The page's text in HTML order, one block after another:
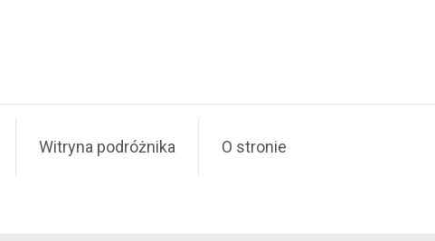
Witryna podróżnika O stronie